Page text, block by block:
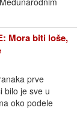
Mora biti loše,
prve
bilo je sve u
oko podele